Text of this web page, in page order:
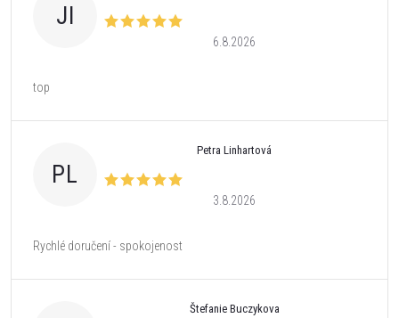
JI
6.8.2026
top
PL
Petra Linhartová
3.8.2026
Rychlé doručení - spokojenost
Štefanie Buczykova